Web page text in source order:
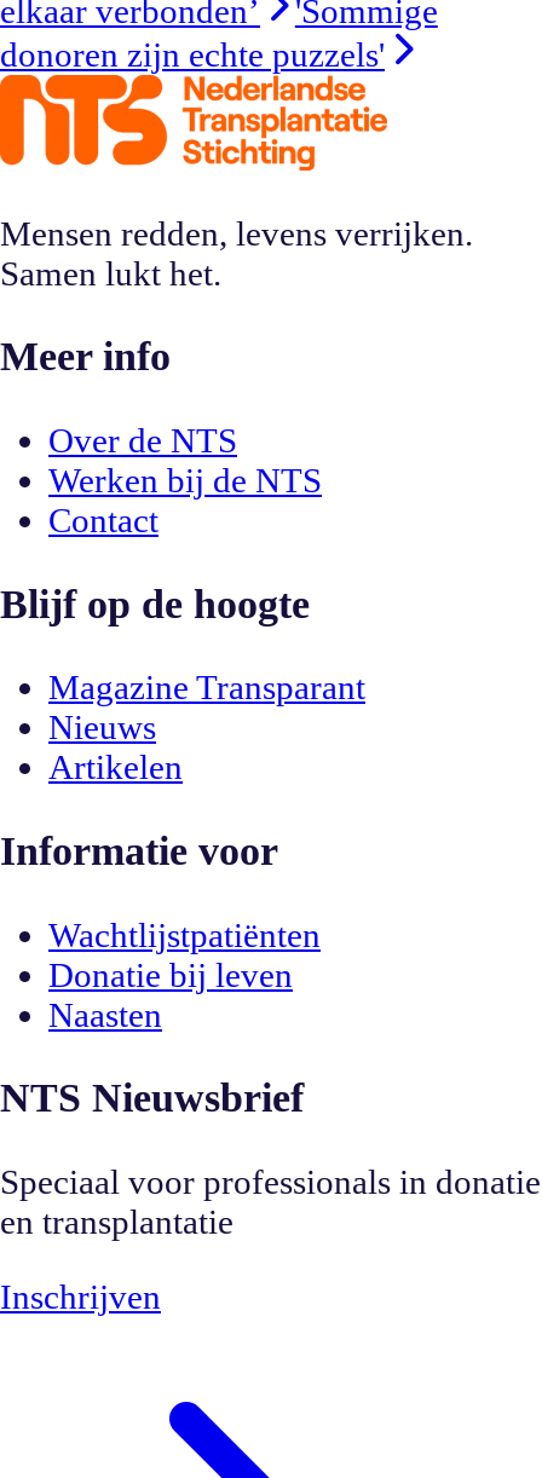
elkaar verbonden’
'Sommige
donoren zijn echte puzzels'
Mensen redden, levens verrijken.
Samen lukt het.
Meer info
Over de NTS
Werken bij de NTS
Contact
Blijf op de hoogte
Magazine Transparant
Nieuws
Artikelen
Informatie voor
Wachtlijstpatiënten
Donatie bij leven
Naasten
NTS Nieuwsbrief
Speciaal voor professionals in donatie
en transplantatie
Inschrijven